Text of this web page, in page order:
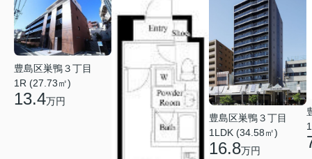
豊島区巣鴨３丁目
1R (27.73㎡)
13.4万円
豊島区巣鴨３丁目
1LDK (34.58㎡)
16.8万円